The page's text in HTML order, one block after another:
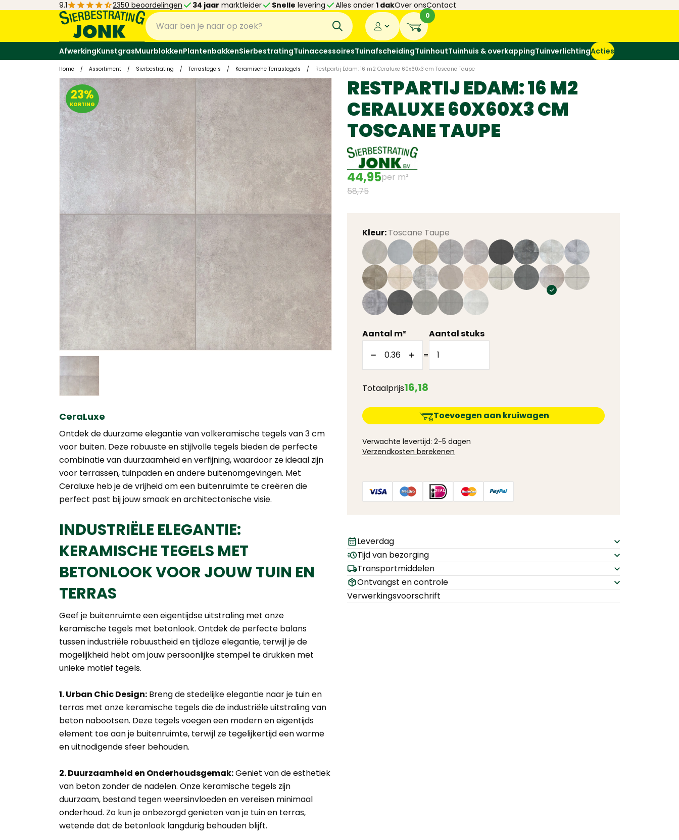
9.1 2350 beoordelingen 34 jaar marktleider Snelle levering Alles onder 1 dakOver onsContact
0
AfwerkingKunstgrasMuurblokkenPlantenbakkenSierbestratingTuinaccessoiresTuinafscheidingTuinhoutTuinhuis & overkappingTuinverlichtingActies
Home / Assortiment / Sierbestrating / Terrastegels / Keramische Terrastegels / Restpartij Edam: 16 m2 Ceraluxe 60x60x3 cm Toscane Taupe
23%
KORTING
CeraLuxe
Ontdek de duurzame elegantie van volkeramische tegels van 3 cm
voor buiten. Deze robuuste en stijlvolle tegels bieden de perfecte
combinatie van duurzaamheid en verfijning, waardoor ze ideaal zijn
voor terrassen, tuinpaden en andere buitenomgevingen. Met
Ceraluxe heb je de vrijheid om een buitenruimte te creëren die
perfect past bij jouw smaak en architectonische visie.
INDUSTRIËLE ELEGANTIE:
KERAMISCHE TEGELS MET
BETONLOOK VOOR JOUW TUIN EN
TERRAS
Geef je buitenruimte een eigentijdse uitstraling met onze
keramische tegels met betonlook. Ontdek de perfecte balans
tussen industriële robuustheid en tijdloze elegantie, terwijl je de
mogelijkheid hebt om jouw persoonlijke stempel te drukken met
unieke motief tegels.
1. Urban Chic Design: Breng de stedelijke elegantie naar je tuin en
terras met onze keramische tegels die de industriële uitstraling van
beton nabootsen. Deze tegels voegen een modern en eigentijds
element toe aan je buitenruimte, terwijl ze tegelijkertijd een warme
en uitnodigende sfeer behouden.
2. Duurzaamheid en Onderhoudsgemak:Geniet van de esthetiek
van beton zonder de nadelen. Onze keramische tegels zijn
duurzaam, bestand tegen weersinvloeden en vereisen minimaal
onderhoud. Zo kun je onbezorgd genieten van je tuin en terras,
wetende dat de betonlook langdurig behouden blijft.
RESTPARTIJ EDAM: 16 M2
CERALUXE 60X60X3 CM
TOSCANE TAUPE
44,95per m²
58,75
Kleur:Toscane Taupe
Aantal m²
=
Aantal stuks
Totaalprijs16,18
Toevoegen aan kruiwagen
Verwachte levertijd: 2-5 dagen
Verzendkosten berekenen
Leverdag
Tijd van bezorging
Transportmiddelen
Ontvangst en controle
Verwerkingsvoorschrift